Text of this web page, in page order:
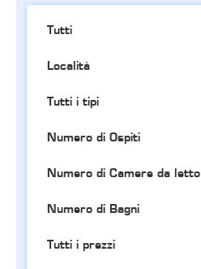
Tutti
Località
Tutti i tipi
Numero di Ospiti
Numero di Camere da letto
Numero di Bagni
Tutti i prezzi